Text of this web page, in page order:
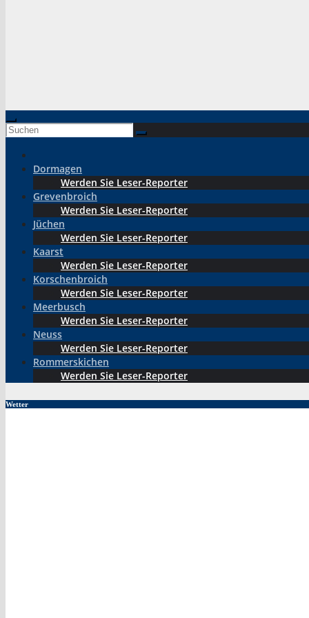
Dormagen
Werden Sie Leser-Reporter
Grevenbroich
Werden Sie Leser-Reporter
Jüchen
Werden Sie Leser-Reporter
Kaarst
Werden Sie Leser-Reporter
Korschenbroich
Werden Sie Leser-Reporter
Meerbusch
Werden Sie Leser-Reporter
Neuss
Werden Sie Leser-Reporter
Rommerskichen
Werden Sie Leser-Reporter
Wetter